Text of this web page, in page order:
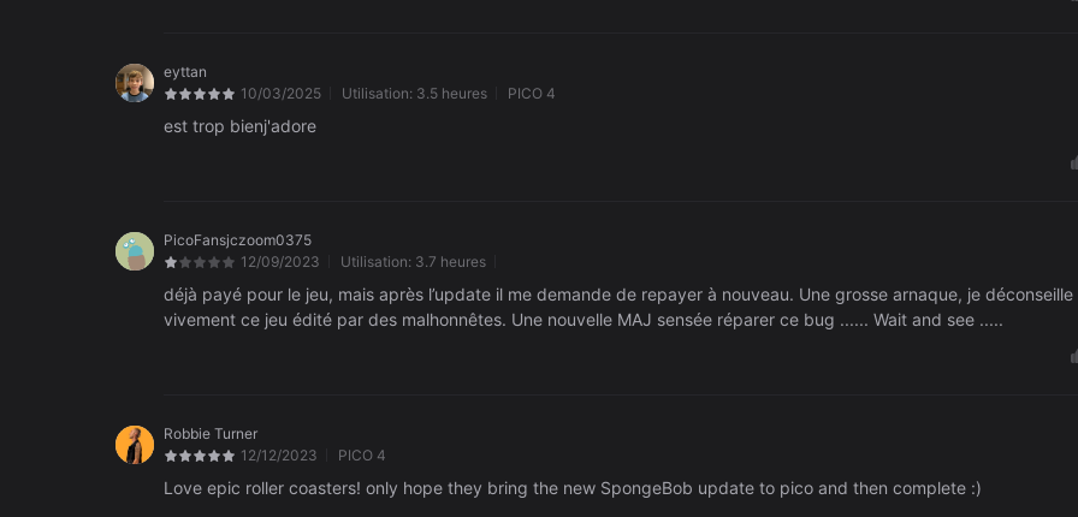
eyttan
10/03/2025
Utilisation: 3.5 heures PICO 4
est trop bienj'adore
PicoFansjczoom0375
12/09/2023
Utilisation: 3.7 heures
déjà payé pour le jeu, mais après l’update il me demande de repayer à nouveau. Une grosse arnaque, je déconseille
vivement ce jeu édité par des malhonnêtes. Une nouvelle MAJ sensée réparer ce bug ...... Wait and see .....
Robbie Turner
12/12/2023
PICO 4
Love epic roller coasters! only hope they bring the new SpongeBob update to pico and then complete :)